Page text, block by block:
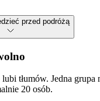
przed podróżą
tłumów. Jedna grupa
20 osób.